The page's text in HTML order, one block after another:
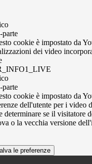
parte
cookie è impostato da
dei video
parte
cookie è impostato da
dell'utente per i video
determinare se il visitatore
o la vecchia versione
le preferenze